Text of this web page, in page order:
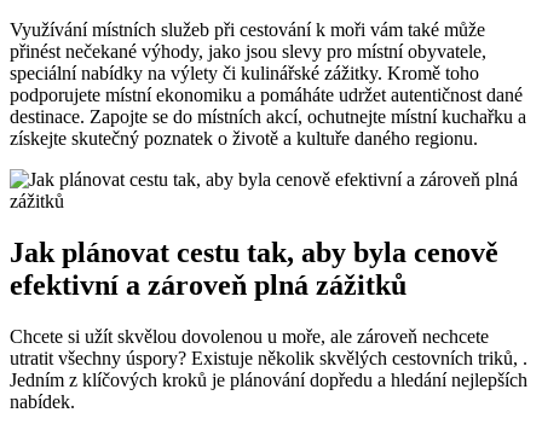
Využívání místních služeb při cestování k moři vám ​také může
přinést​ nečekané výhody, jako jsou slevy pro místní obyvatele,
‍speciální nabídky na výlety či kulinářské‍ zážitky. Kromě toho
⁤podporujete ⁢místní ekonomiku a pomáháte ‍udržet autentičnost dané
destinace. ⁣Zapojte se do místních ‍akcí, ochutnejte místní ‍kuchařku‍ a
získejte skutečný poznatek o životě a​ kultuře daného regionu.
Jak ​plánovat ​cestu tak, aby byla ⁤cenově
efektivní a⁣ zároveň plná zážitků
Chcete si užít skvělou dovolenou u moře, ​ale zároveň nechcete
utratit všechny úspory? Existuje několik skvělých ‌cestovních triků, .
Jedním z ⁣klíčových kroků je plánování dopředu‌ a hledání nejlepších
nabídek.